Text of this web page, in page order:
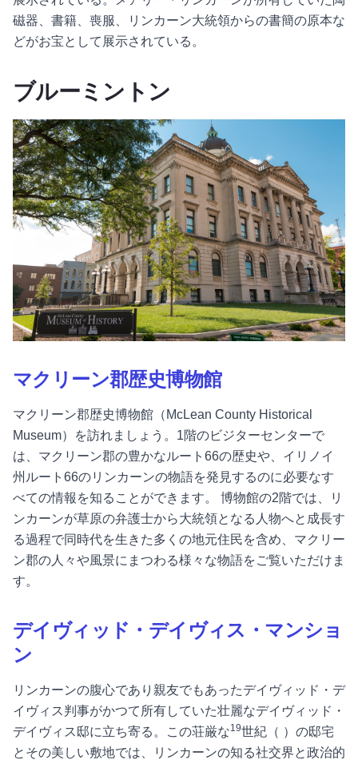
磁器、書籍、喪服、リンカーン大統領からの書簡の原本な
どがお宝として展示されている。
ブルーミントン
マクリーン郡歴史博物館
マクリーン郡歴史博物館（McLean County Historical
Museum）を訪れましょう。1階のビジターセンターで
は、マクリーン郡の豊かなルート66の歴史や、イリノイ
州ルート66のリンカーンの物語を発見するのに必要なす
べての情報を知ることができます。 博物館の2階では、リ
ンカーンが草原の弁護士から大統領となる人物へと成長す
る過程で同時代を生きた多くの地元住民を含め、マクリー
ン郡の人々や風景にまつわる様々な物語をご覧いただけま
す。
デイヴィッド・デイヴィス・マンショ
ン
リンカーンの腹心であり親友でもあったデイヴィッド・デ
イヴィス判事がかつて所有していた壮麗なデイヴィッド・
デイヴィス邸に立ち寄る。この荘厳な19世紀（ ）の邸宅
とその美しい敷地では、リンカーンの知る社交界と政治的